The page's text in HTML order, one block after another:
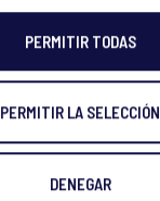
PERMITIR TODAS
PERMITIR LA SELECCIÓN
DENEGAR